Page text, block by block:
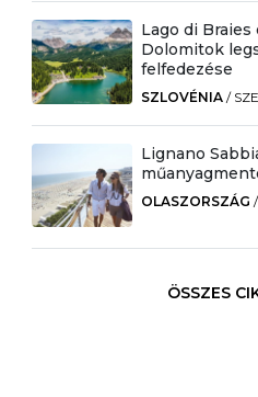
Lago di
Dolomitok
felfedezése
SZLOVÉNIA /
Lignano
OLASZORSZÁG /
ÖSSZES